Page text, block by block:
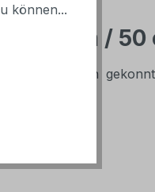
60 cm / 50
Glühbirnen
können...